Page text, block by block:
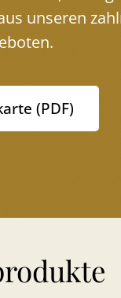
unseren
(PDF)